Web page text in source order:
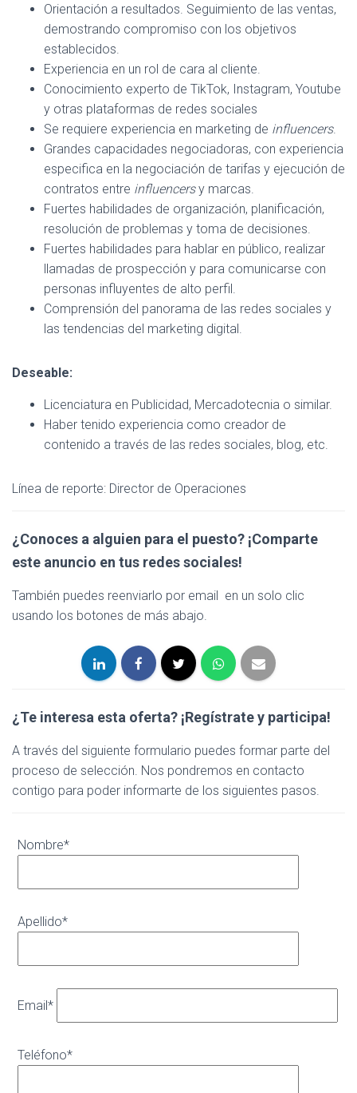
Orientación a resultados. Seguimiento de las ventas,
demostrando compromiso con los objetivos
establecidos.
Experiencia en un rol de cara al cliente.
Conocimiento experto de TikTok, Instagram, Youtube
y otras plataformas de redes sociales
Se requiere experiencia en marketing de influencers.
Grandes capacidades negociadoras, con experiencia
especifica en la negociación de tarifas y ejecución de
contratos entre influencersy marcas.
Fuertes habilidades de organización, planificación,
resolución de problemas y toma de decisiones.
Fuertes habilidades para hablar en público, realizar
llamadas de prospección y para comunicarse con
personas influyentes de alto perfil.
Comprensión del panorama de las redes sociales y
las tendencias del marketing digital.
Deseable:
Licenciatura en Publicidad, Mercadotecnia o similar.
Haber tenido experiencia como creador de
contenido a través de las redes sociales, blog, etc.
Línea de reporte: Director de Operaciones
¿Conoces a alguien para el puesto? ¡Comparte
este anuncio en tus redes sociales!
También puedes reenviarlo por email en un solo clic
usando los botones de más abajo.
¿Te interesa esta oferta? ¡Regístrate y participa!
A través del siguiente formulario puedes formar parte del
proceso de selección. Nos pondremos en contacto
contigo para poder informarte de los siguientes pasos.
Nombre*
Apellido*
Email*
Teléfono*